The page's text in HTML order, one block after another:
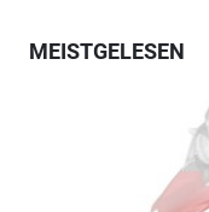
MEISTGELESEN